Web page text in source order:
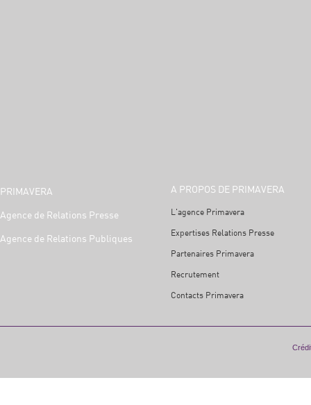
PRIMAVERA
Agence de Relations Presse
Agence de Relations Publiques
A PROPOS DE PRIMAVERA
L'agence Primavera
Expertises Relations Presse
Partenaires Primavera
Recrutement
Contacts Primavera